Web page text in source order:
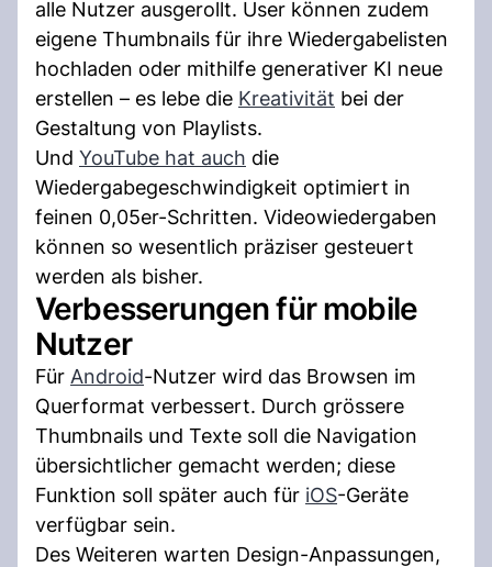
alle Nutzer ausgerollt. User können zudem
eigene Thumbnails für ihre Wiedergabelisten
hochladen oder mithilfe generativer KI neue
erstellen – es lebe die Kreativität bei der
Gestaltung von Playlists.
Und YouTube hat auch die
Wiedergabegeschwindigkeit optimiert in
feinen 0,05er-Schritten. Videowiedergaben
können so wesentlich präziser gesteuert
werden als bisher.
Verbesserungen für mobile
Nutzer
Für Android-Nutzer wird das Browsen im
Querformat verbessert. Durch grössere
Thumbnails und Texte soll die Navigation
übersichtlicher gemacht werden; diese
Funktion soll später auch für iOS-Geräte
verfügbar sein.
Des Weiteren warten Design-Anpassungen,